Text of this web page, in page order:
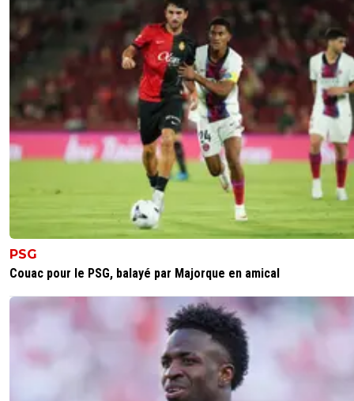
PSG
Couac pour le PSG, balayé par Majorque en amical